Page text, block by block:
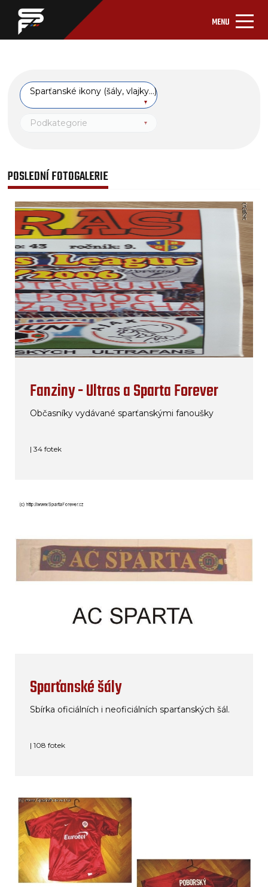
MENU
Sparťanské ikony (šály, vlajky...)
Podkategorie
POSLEDNÍ FOTOGALERIE
Fanziny - Ultras a Sparta Forever
Občasníky vydávané sparťanskými fanoušky
| 34 fotek
Sparťanské šály
Sbírka oficiálních i neoficiálních sparťanských šál.
| 108 fotek